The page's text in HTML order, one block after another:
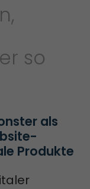
so
als
Produkte